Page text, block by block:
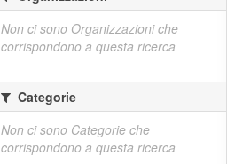
Non ci sono Organizzazioni che
corrispondono a questa ricerca
Categorie
Non ci sono Categorie che
corrispondono a questa ricerca